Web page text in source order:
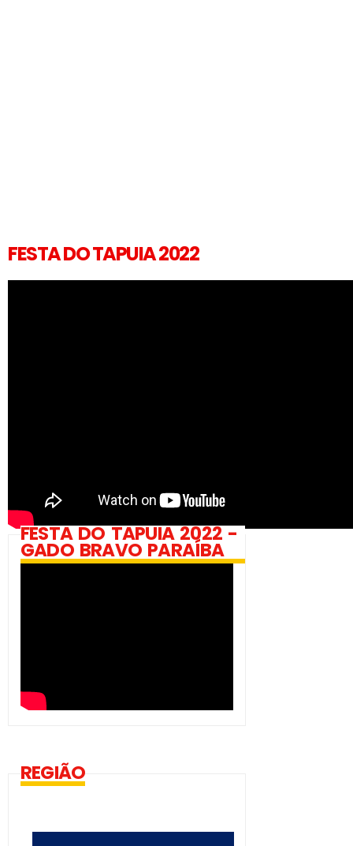
FESTA DO TAPUIA 2022
FESTA DO TAPUIA 2022 -
GADO BRAVO PARAÍBA
REGIÃO